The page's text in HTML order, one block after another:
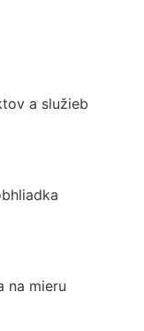
a služieb
na mieru